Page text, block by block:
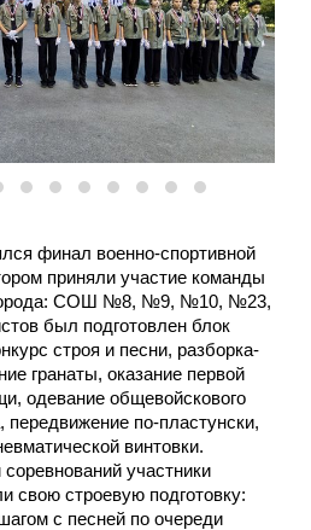
финал военно-спортивной
приняли участие команды
города: СОШ №8, №9, №10, №23,
был подготовлен блок
строя и песни, разборка-
гранаты, оказание первой
одевание общевойскового
передвижение по-пластунски,
винтовки.
участники
свою строевую подготовку:
с песней по очереди